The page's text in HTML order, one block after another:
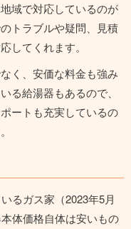
域で対応しているのが
トラブルや疑問、見積
してくれます。
く、安価な料金も強み
る給湯器もあるので、
ートも充実しているの
るガス家（2023年5月
体価格自体は安いもの